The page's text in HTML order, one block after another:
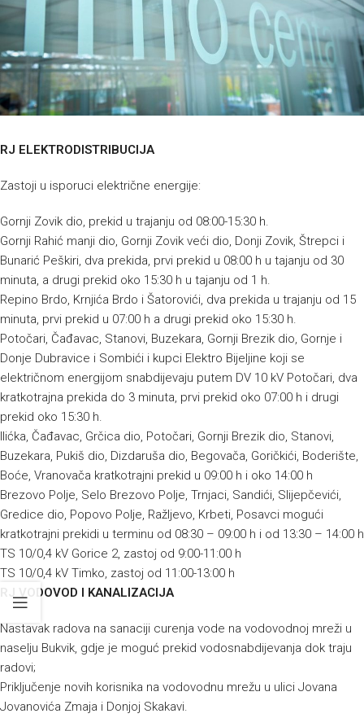
RJ ELEKTRODISTRIBUCIJA
Zastoji u isporuci električne energije:
Gornji Zovik dio, prekid u trajanju od 08:00-15:30 h.
Gornji Rahić manji dio, Gornji Zovik veći dio, Donji Zovik, Štrepci i
Bunarić Peškiri, dva prekida, prvi prekid u 08:00 h u tajanju od 30
minuta, a drugi prekid oko 15:30 h u tajanju od 1 h.
Repino Brdo, Krnjića Brdo i Šatorovići, dva prekida u trajanju od 15
minuta, prvi prekid u 07:00 h a drugi prekid oko 15:30 h.
Potočari, Čađavac, Stanovi, Buzekara, Gornji Brezik dio, Gornje i
Donje Dubravice i Sombići i kupci Elektro Bijeljine koji se
električnom energijom snabdijevaju putem DV 10 kV Potočari, dva
kratkotrajna prekida do 3 minuta, prvi prekid oko 07:00 h i drugi
prekid oko 15:30 h.
Ilićka, Čađavac, Grčica dio, Potočari, Gornji Brezik dio, Stanovi,
Buzekara, Pukiš dio, Dizdaruša dio, Begovača, Goričkići, Boderište,
Boće, Vranovača kratkotrajni prekid u 09:00 h i oko 14:00 h
Brezovo Polje, Selo Brezovo Polje, Trnjaci, Sandići, Slijepčevići,
Gredice dio, Popovo Polje, Ražljevo, Krbeti, Posavci mogući
kratkotrajni prekidi u terminu od 08:30 – 09:00 h i od 13:30 – 14:00 h
TS 10/0,4 kV Gorice 2, zastoj od 9:00-11:00 h
TS 10/0,4 kV Timko, zastoj od 11:00-13:00 h
RJ VODOVOD I KANALIZACIJA
Nastavak radova na sanaciji curenja vode na vodovodnoj mreži u
naselju Bukvik, gdje je moguć prekid vodosnabdijevanja dok traju
radovi;
Priključenje novih korisnika na vodovodnu mrežu u ulici Jovana
Jovanovića Zmaja i Donjoj Skakavi.